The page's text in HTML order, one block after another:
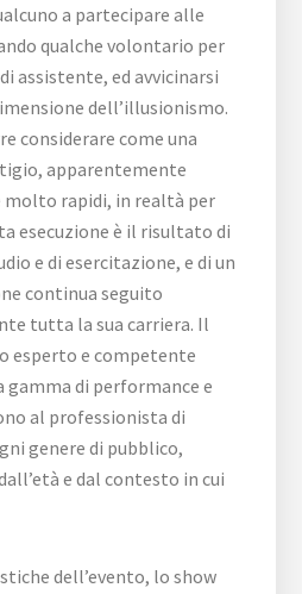
a partecipare alle
qualche volontario per
assistente, ed avvicinarsi
dell’illusionismo.
considerare come una
apparentemente
molto rapidi, in realtà per
esecuzione è il risultato di
e di esercitazione, e di un
continua seguito
tutta la sua carriera. Il
esperto e competente
gamma di performance e
al professionista di
genere di pubblico,
e dal contesto in cui
dell’evento, lo show